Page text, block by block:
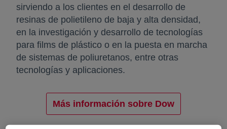
sirviendo a los clientes en el desarrollo de
resinas de polietileno de baja y alta densidad,
en la investigación y desarrollo de tecnologías
para films de plástico o en la puesta en marcha
de sistemas de poliuretanos, entre otras
tecnologías y aplicaciones.
Más información sobre Dow